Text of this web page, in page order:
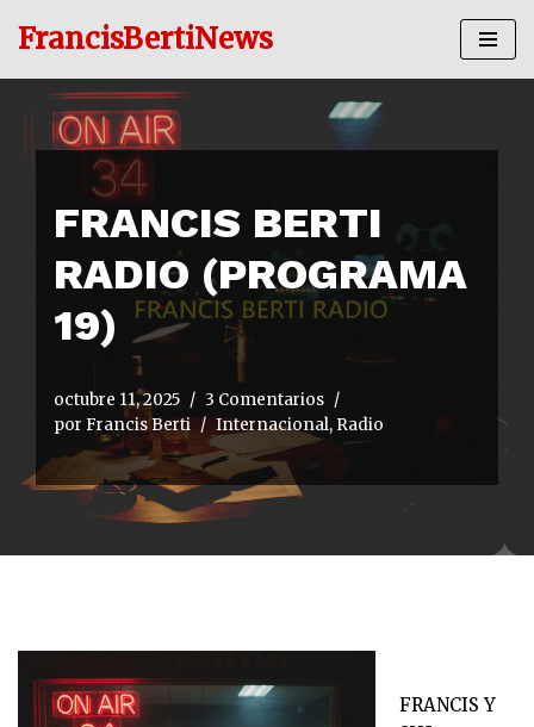
contenido
FrancisBertiNews
FRANCIS BERTI
RADIO (PROGRAMA
19)
octubre 11, 2025
3 Comentarios
por Francis Berti Internacional, Radio
FRANCIS Y